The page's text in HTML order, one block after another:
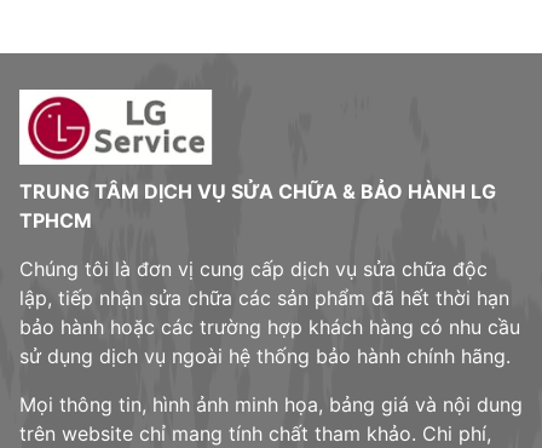
TRUNG TÂM DỊCH VỤ SỬA CHỮA & BẢO HÀNH LG
TPHCM
Chúng tôi là đơn vị cung cấp dịch vụ sửa chữa độc
lập, tiếp nhận sửa chữa các sản phẩm đã hết thời hạn
bảo hành hoặc các trường hợp khách hàng có nhu cầu
sử dụng dịch vụ ngoài hệ thống bảo hành chính hãng.
Mọi thông tin, hình ảnh minh họa, bảng giá và nội dung
trên website chỉ mang tính chất tham khảo. Chi phí,